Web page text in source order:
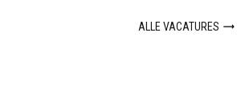
ALLE VACATURES